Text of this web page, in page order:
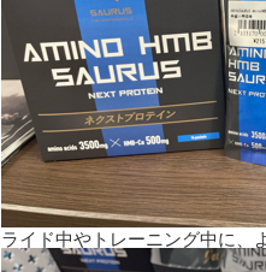
ライド中やトレーニング中に、